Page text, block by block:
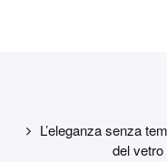
L’eleganza senza
del